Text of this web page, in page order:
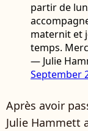
partir de
maternit et
temps.
— Julie
September
Après avoir
Julie Hammett